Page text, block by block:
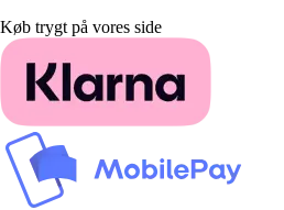
Køb trygt på vores side